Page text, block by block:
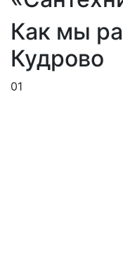
Как мы
Кудрово
01